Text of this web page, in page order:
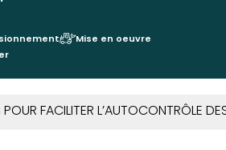
Mise en oeuvre
FACILITER L’AUTOCONTRÔLE